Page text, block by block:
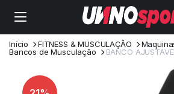
Início FITNESS & MUSCULAÇÃO
Bancos de Musculação
BANCO